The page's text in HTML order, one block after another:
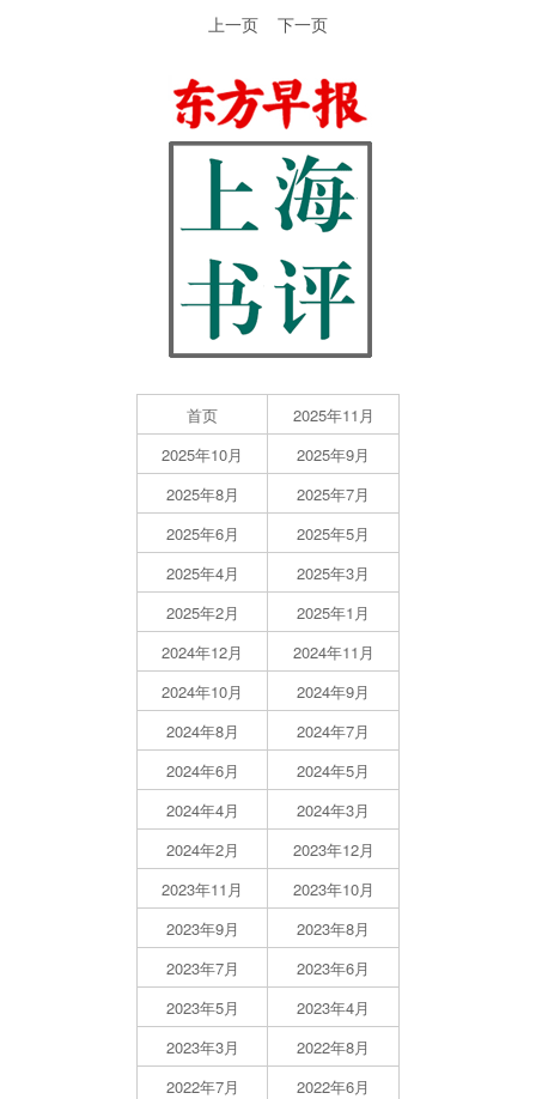
上一页 下一页
首页
2025年11月
2025年10月
2025年9月
2025年8月
2025年7月
2025年6月
2025年5月
2025年4月
2025年3月
2025年2月
2025年1月
2024年12月
2024年11月
2024年10月
2024年9月
2024年8月
2024年7月
2024年6月
2024年5月
2024年4月
2024年3月
2024年2月
2023年12月
2023年11月
2023年10月
2023年9月
2023年8月
2023年7月
2023年6月
2023年5月
2023年4月
2023年3月
2022年8月
2022年7月
2022年6月